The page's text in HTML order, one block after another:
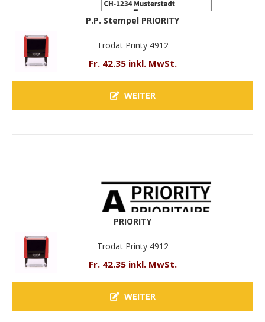
P.P. Stempel PRIORITY
Trodat Printy 4912
Fr. 42.35 inkl. MwSt.
WEITER
PRIORITY
Trodat Printy 4912
Fr. 42.35 inkl. MwSt.
WEITER